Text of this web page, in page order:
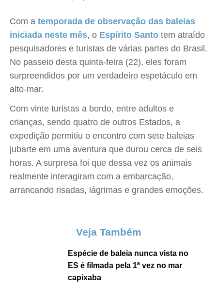
Com a temporada de observação das baleias
iniciada neste mês, o Espírito Santo tem atraído
pesquisadores e turistas de várias partes do Brasil.
No passeio desta quinta-feira (22), eles foram
surpreendidos por um verdadeiro espetáculo em
alto-mar.
Com vinte turistas a bordo, entre adultos e
crianças, sendo quatro de outros Estados, a
expedição permitiu o encontro com sete baleias
jubarte em uma aventura que durou cerca de seis
horas. A surpresa foi que dessa vez os animais
realmente interagiram com a embarcação,
arrancando risadas, lágrimas e grandes emoções.
Veja Também
Espécie de baleia nunca vista no
ES é filmada pela 1ª vez no mar
capixaba